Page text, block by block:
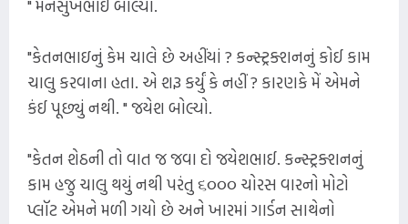
" મનસુખભાઈ બોલ્યા.
"કેતનભાઇનું કેમ ચાલે છે અહીંયાં ? કન્સ્ટ્રક્શનનું કોઈ કામ
ચાલુ કરવાના હતા. એ શરૂ કર્યું કે નહીં ? કારણકે મેં એમને
કંઈ પૂછ્યું નથી. " જયેશ બોલ્યો.
"કેતન શેઠની તો વાત જ જવા દો જયેશભાઈ. કન્સ્ટ્રક્શનનું
કામ હજુ ચાલુ થયું નથી પરંતુ ૬૦૦૦ ચોરસ વારનો મોટો
પ્લૉટ એમને મળી ગયો છે અને ખારમાં ગાર્ડન સાથેનો